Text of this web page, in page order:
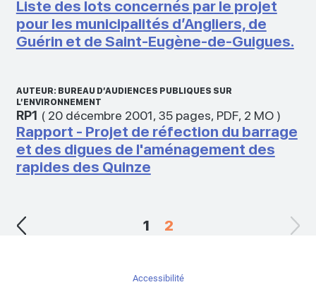
Liste des lots concernés par le projet
pour les municipalités d’Angliers, de
Guérin et de Saint-Eugène-de-Guigues.
AUTEUR: BUREAU D’AUDIENCES PUBLIQUES SUR
L’ENVIRONNEMENT
RP1 ( 20 décembre 2001, 35 pages, PDF, 2 MO)
Rapport - Projet de réfection du barrage
et des digues de l'aménagement des
rapides des Quinze
1 2
Accessibilité